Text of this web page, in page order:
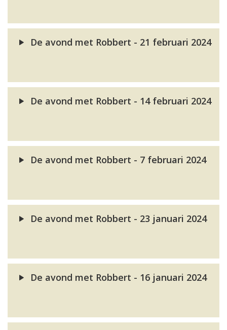
De avond met Robbert - 21 februari 2024
De avond met Robbert - 14 februari 2024
De avond met Robbert - 7 februari 2024
De avond met Robbert - 23 januari 2024
De avond met Robbert - 16 januari 2024